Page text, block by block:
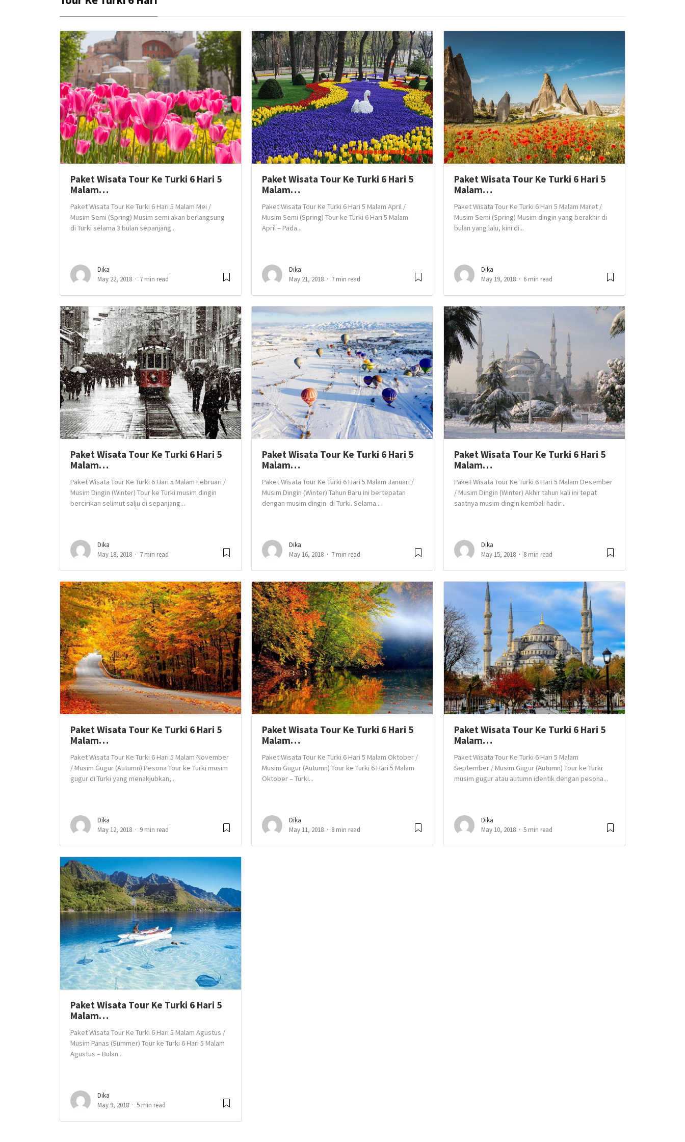
Paket Wisata Tour Ke Turki 6 Hari 5
Malam…
Paket Wisata Tour Ke Turki 6 Hari 5 Malam Mei /
Musim Semi (Spring) Musim semi akan berlangsung
di Turki selama 3 bulan sepanjang...
Dika
May 22, 2018
7 min read
Paket Wisata Tour Ke Turki 6 Hari 5
Malam…
Paket Wisata Tour Ke Turki 6 Hari 5 Malam April /
Musim Semi (Spring) Tour ke Turki 6 Hari 5 Malam
April – Pada...
Dika
May 21, 2018
7 min read
Paket Wisata Tour Ke Turki 6 Hari 5
Malam…
Paket Wisata Tour Ke Turki 6 Hari 5 Malam Maret /
Musim Semi (Spring) Musim dingin yang berakhir di
bulan yang lalu, kini di...
Dika
May 19, 2018
6 min read
Paket Wisata Tour Ke Turki 6 Hari 5
Malam…
Paket Wisata Tour Ke Turki 6 Hari 5 Malam Februari /
Musim Dingin (Winter) Tour ke Turki musim dingin
bercirikan selimut salju di sepanjang...
Dika
May 18, 2018
7 min read
Paket Wisata Tour Ke Turki 6 Hari 5
Malam…
Paket Wisata Tour Ke Turki 6 Hari 5 Malam Januari /
Musim Dingin (Winter) Tahun Baru ini bertepatan
dengan musim dingin di Turki. Selama...
Dika
May 16, 2018
7 min read
Paket Wisata Tour Ke Turki 6 Hari 5
Malam…
Paket Wisata Tour Ke Turki 6 Hari 5 Malam Desember
/ Musim Dingin (Winter) Akhir tahun kali ini tepat
saatnya musim dingin kembali hadir...
Dika
May 15, 2018
8 min read
Paket Wisata Tour Ke Turki 6 Hari 5
Malam…
Paket Wisata Tour Ke Turki 6 Hari 5 Malam November
/ Musim Gugur (Autumn) Pesona Tour ke Turki musim
gugur di Turki yang menakjubkan,...
Dika
May 12, 2018
9 min read
Paket Wisata Tour Ke Turki 6 Hari 5
Malam…
Paket Wisata Tour Ke Turki 6 Hari 5 Malam Oktober /
Musim Gugur (Autumn) Tour ke Turki 6 Hari 5 Malam
Oktober – Turki...
Dika
May 11, 2018
8 min read
Paket Wisata Tour Ke Turki 6 Hari 5
Malam…
Paket Wisata Tour Ke Turki 6 Hari 5 Malam
September / Musim Gugur (Autumn) Tour ke Turki
musim gugur atau autumn identik dengan pesona...
Dika
May 10, 2018
5 min read
Paket Wisata Tour Ke Turki 6 Hari 5
Malam…
Paket Wisata Tour Ke Turki 6 Hari 5 Malam Agustus /
Musim Panas (Summer) Tour ke Turki 6 Hari 5 Malam
Agustus – Bulan...
Dika
May 9, 2018
5 min read